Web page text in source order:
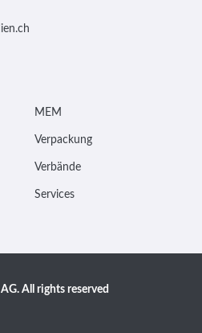
MEM
Verpackung
Verbände
Services
All rights reserved